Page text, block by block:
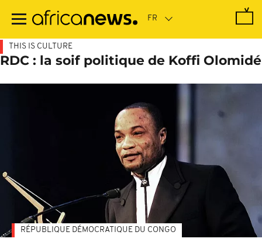
contenu
THIS IS CULTURE
RDC : la soif politique de Koffi Olomidé
RÉPUBLIQUE DÉMOCRATIQUE DU CONGO